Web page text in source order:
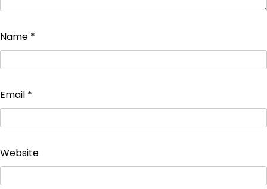
Name *
Email *
Website